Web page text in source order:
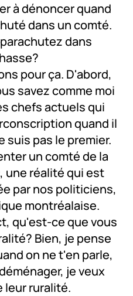
à dénoncer quand
dans un comté.
dans
pour ça. D'abord,
savez comme moi
chefs actuels qui
quand il
suis pas le premier.
un comté de la
une réalité qui est
par nos politiciens,
montréalaise.
qu'est-ce que vous
Bien, je pense
on ne t'en parle,
je veux
leur ruralité.